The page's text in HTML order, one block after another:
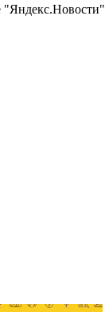
"Яндекс.Новости"